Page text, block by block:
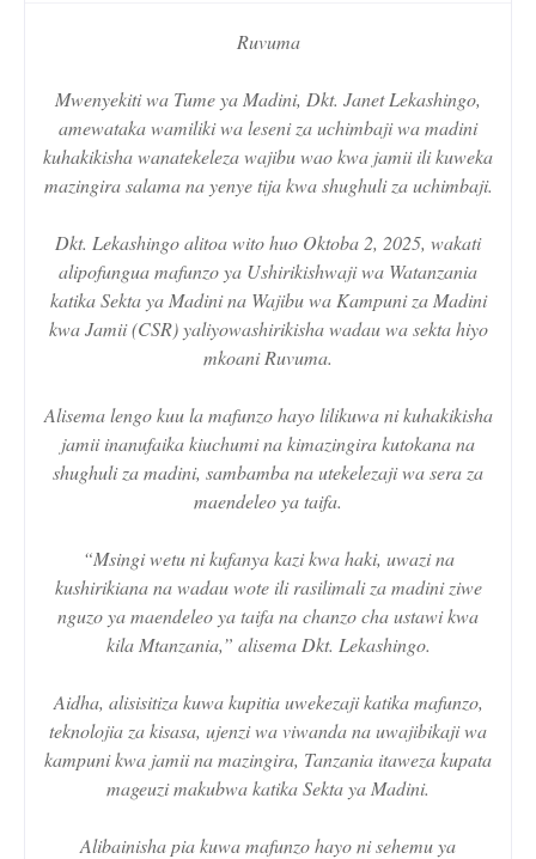
Ruvuma
Mwenyekiti wa Tume ya Madini, Dkt. Janet Lekashingo,
amewataka wamiliki wa leseni za uchimbaji wa madini
kuhakikisha wanatekeleza wajibu wao kwa jamii ili kuweka
mazingira salama na yenye tija kwa shughuli za uchimbaji.
Dkt. Lekashingo alitoa wito huo Oktoba 2, 2025, wakati
alipofungua mafunzo ya Ushirikishwaji wa Watanzania
katika Sekta ya Madini na Wajibu wa Kampuni za Madini
kwa Jamii (CSR) yaliyowashirikisha wadau wa sekta hiyo
mkoani Ruvuma.
Alisema lengo kuu la mafunzo hayo lilikuwa ni kuhakikisha
jamii inanufaika kiuchumi na kimazingira kutokana na
shughuli za madini, sambamba na utekelezaji wa sera za
maendeleo ya taifa.
“Msingi wetu ni kufanya kazi kwa haki, uwazi na
kushirikiana na wadau wote ili rasilimali za madini ziwe
nguzo ya maendeleo ya taifa na chanzo cha ustawi kwa
kila Mtanzania,” alisema Dkt. Lekashingo.
Aidha, alisisitiza kuwa kupitia uwekezaji katika mafunzo,
teknolojia za kisasa, ujenzi wa viwanda na uwajibikaji wa
kampuni kwa jamii na mazingira, Tanzania itaweza kupata
mageuzi makubwa katika Sekta ya Madini.
Alibainisha pia kuwa mafunzo hayo ni sehemu ya